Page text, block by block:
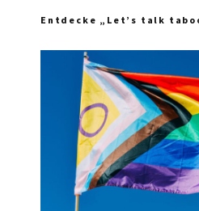
Entdecke „Let’s talk